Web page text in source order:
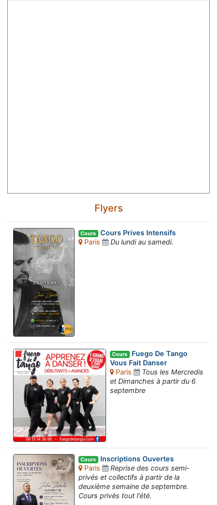
Flyers
Cours Cours Prives Intensifs
Paris
Du lundi au samedi.
Cours Fuego De Tango
Vous Fait Danser
Paris
Tous les Mercredis
et Dimanches à partir du 6
septembre
Cours Inscriptions Ouvertes
Paris
Reprise des cours semi-
privés et collectifs à partir de la
deuxième semaine de septembre.
Cours privés tout l'été.